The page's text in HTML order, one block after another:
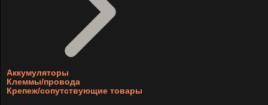
Аккумуляторы
Клеммы/провода
Крепеж/сопутствующие товары